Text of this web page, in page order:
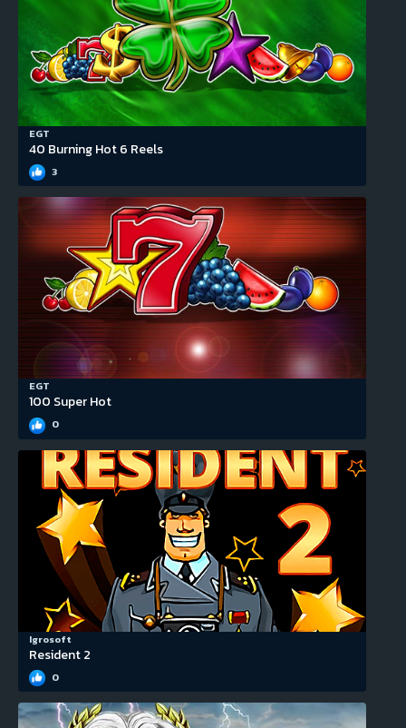
EGT
40 Burning Hot 6 Reels
3
EGT
100 Super Hot
0
Igrosoft
Resident 2
0